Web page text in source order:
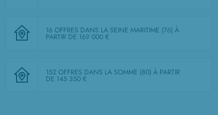
16 OFFRES DANS LA SEINE MARITIME (76) À
PARTIR DE 169 000 €
152 OFFRES DANS LA SOMME (80) À PARTIR
DE 145 350 €